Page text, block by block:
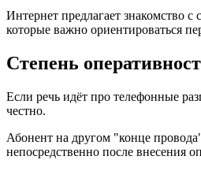
Интернет предлагает знакомство
которые важно ориентироваться
Степень
Если речь идёт про телефонные
честно.
Абонент на другом "конце
непосредственно после внесения